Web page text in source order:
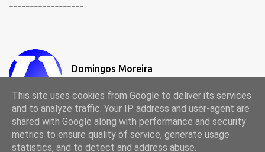
------------------
Domingos Moreira
Com tecnologia do Blogger
This site uses cookies from Google to deliver its services
and to analyze traffic. Your IP address and user-agent are
shared with Google along with performance and security
metrics to ensure quality of service, generate usage
statistics, and to detect and address abuse.